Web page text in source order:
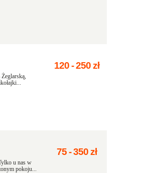
120-250zł
u nas w
pokoju...
75-350zł